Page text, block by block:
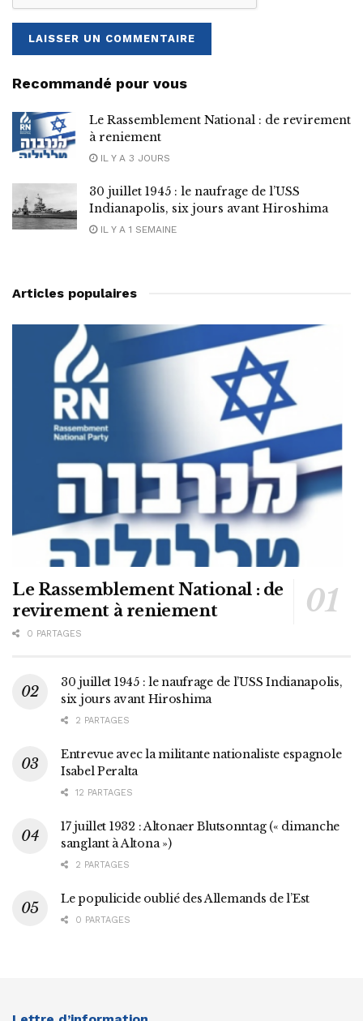
Recommandé pour vous
Le Rassemblement National : de revirement
à reniement
IL Y A 3 JOURS
30 juillet 1945 : le naufrage de l’USS
Indianapolis, six jours avant Hiroshima
IL Y A 1 SEMAINE
Articles populaires
Le Rassemblement National : de
revirement à reniement
0 PARTAGES
30 juillet 1945 : le naufrage de l’USS Indianapolis,
six jours avant Hiroshima
2 PARTAGES
Entrevue avec la militante nationaliste espagnole
Isabel Peralta
12 PARTAGES
17 juillet 1932 : Altonaer Blutsonntag (« dimanche
sanglant à Altona »)
2 PARTAGES
Le populicide oublié des Allemands de l’Est
0 PARTAGES